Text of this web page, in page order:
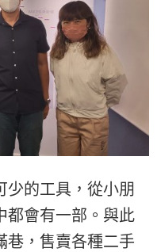
少的工具，從小朋
都會有一部。與此
巷，售賣各種二手